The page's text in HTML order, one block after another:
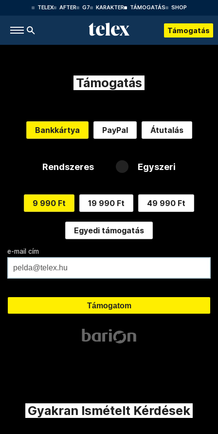
TELEX AFTER G7 KARAKTER TÁMOGATÁS SHOP
Támogatás
Támogatás
Bankkártya PayPal Átutalás
Rendszeres Egyszeri
9 990 Ft 19 990 Ft 49 990 Ft
Egyedi támogatás
e-mail cím
Gyakran Ismételt Kérdések